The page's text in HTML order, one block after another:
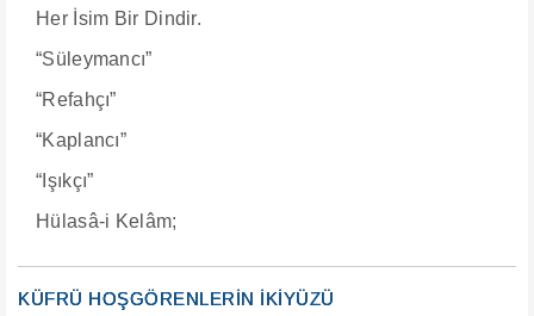
Her İsim Bir Dindir.
“Süleymancı”
“Refahçı”
“Kaplancı”
“Işıkçı”
Hülasâ-i Kelâm;
KÜFRÜ HOŞGÖRENLERİN İKİYÜZÜ